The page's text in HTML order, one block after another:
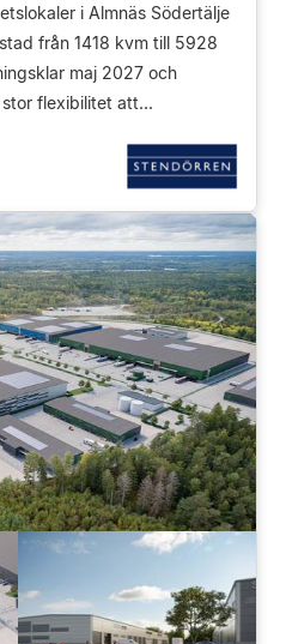
i Almnäs Södertälje
från 1418 kvm till 5928
maj 2027 och
flexibilitet att...